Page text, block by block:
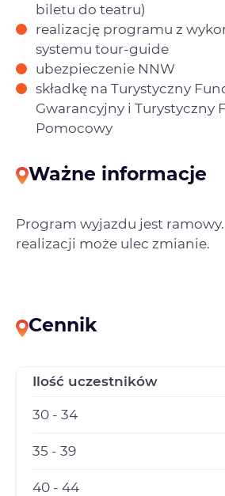
biletu do teatru)
realizację programu z
systemu tour-guide
ubezpieczenie NNW
składkę na Turystyczny
Gwarancyjny i Turystyczny
Pomocowy
Ważne informacje
Program wyjazdu jest
realizacji może ulec zmianie.
Cennik
Ilość uczestników
30 - 34
35 - 39
40 - 44